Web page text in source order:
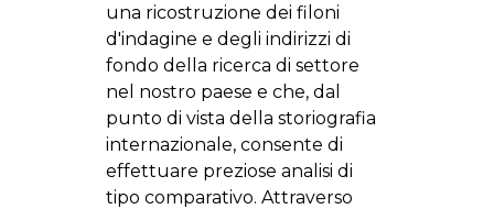
una ricostruzione dei filoni
d'indagine e degli indirizzi di
fondo della ricerca di settore
nel nostro paese e che, dal
punto di vista della storiografia
internazionale, consente di
effettuare preziose analisi di
tipo comparativo. Attraverso